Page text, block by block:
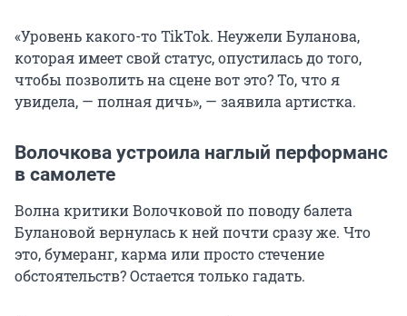
«Уровень какого-то TikTok. Неужели Буланова,
которая имеет свой статус, опустилась до того,
чтобы позволить на сцене вот это? То, что я
увидела, — полная дичь», — заявила артистка.
Волочкова устроила наглый перформанс
в самолете
Волна критики Волочковой по поводу балета
Булановой вернулась к ней почти сразу же. Что
это, бумеранг, карма или просто стечение
обстоятельств? Остается только гадать.